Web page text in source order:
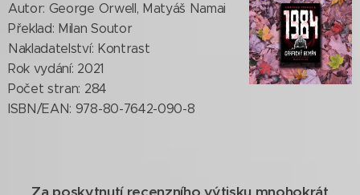
Autor: George Orwell, Matyáš Namai
Překlad: Milan Soutor
Nakladatelství: Kontrast
Rok vydání: 2021
Počet stran: 284
ISBN/EAN: 978-80-7642-090-8